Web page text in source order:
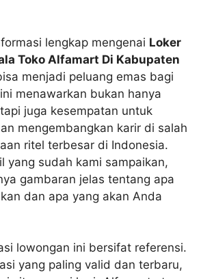
lengkap mengenai Loker
Toko Alfamart Di Kabupaten
menjadi peluang emas bagi
menawarkan bukan hanya
juga kesempatan untuk
mengembangkan karir di salah
ritel terbesar di Indonesia.
yang sudah kami sampaikan,
gambaran jelas tentang apa
dan apa yang akan Anda
lowongan ini bersifat referensi.
yang paling valid dan terbaru,